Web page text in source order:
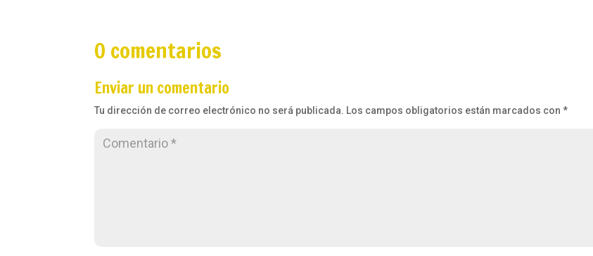
0 comentarios
Enviar un comentario
Tu dirección de correo electrónico no será publicada. Los campos obligatorios están marcados con*